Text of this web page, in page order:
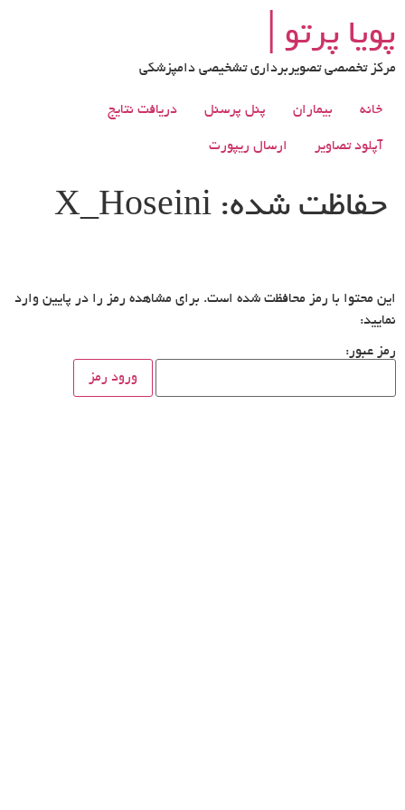
به
محتوا
پویا پرتو│
مرکز تخصصی تصویربرداری تشخیصی دامپزشکی
خانه بیماران پنل پرسنل دریافت نتایج
آپلود تصاویر ارسال ریپورت
حفاظت شده: X_Hoseini
این محتوا با رمز محافظت شده است. برای مشاهده رمز را در پایین وارد
نمایید:
رمز عبور: